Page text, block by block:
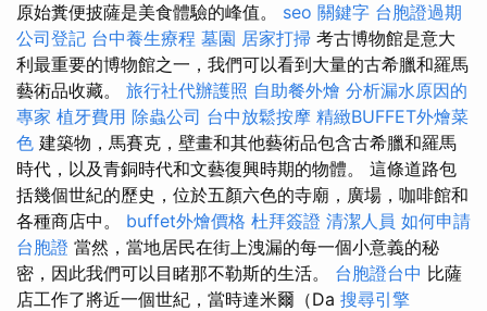
原始糞便披薩是美食體驗的峰值。 seo 關鍵字 台胞證過期
公司登記 台中養生療程 墓園 居家打掃 考古博物館是意大
利最重要的博物館之一，我們可以看到大量的古希臘和羅馬
藝術品收藏。 旅行社代辦護照 自助餐外燴 分析漏水原因的
專家 植牙費用 除蟲公司 台中放鬆按摩 精緻BUFFET外燴菜
色 建築物，馬賽克，壁畫和其他藝術品包含古希臘和羅馬
時代，以及青銅時代和文藝復興時期的物體。 這條道路包
括幾個世紀的歷史，位於五顏六色的寺廟，廣場，咖啡館和
各種商店中。 buffet外燴價格 杜拜簽證 清潔人員 如何申請
台胞證 當然，當地居民在街上洩漏的每一個小意義的秘
密，因此我們可以目睹那不勒斯的生活。 台胞證台中 比薩
店工作了將近一個世紀，當時達米爾（Da 搜尋引擎